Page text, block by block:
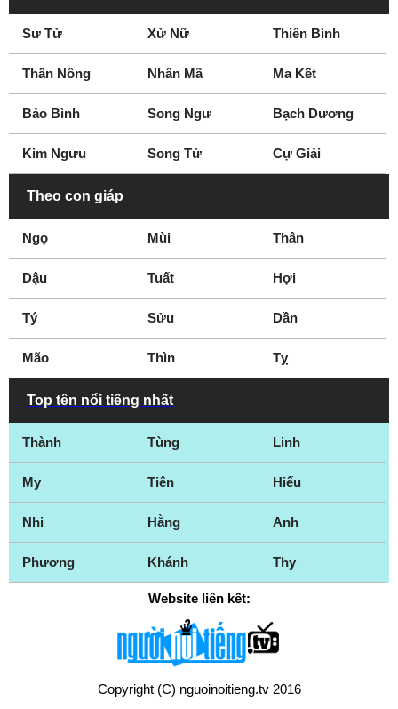
Sư Tử Xử Nữ Thiên Bình
Thần Nông Nhân Mã Ma Kết
Bảo Bình Song Ngư Bạch Dương
Kim Ngưu Song Tử Cự Giải
Theo con giáp
Ngọ Mùi Thân
Dậu Tuất Hợi
Tý Sửu Dần
Mão Thìn Tỵ
Top tên nổi tiếng nhất
Thành Tùng Linh
My Tiên Hiếu
Nhi Hằng Anh
Phương Khánh Thy
Website liên kết:
Copyright (C) nguoinoitieng.tv 2016